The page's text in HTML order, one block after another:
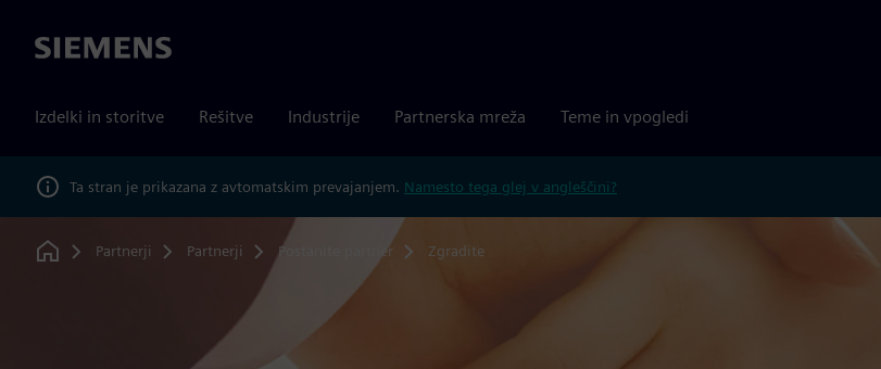
Siemens
Izdelki in storitve Rešitve Industrije Partnerska mreža Teme in vpogledi
Ta stran je prikazana z avtomatskim prevajanjem. Namesto tega glej v angleščini?
Home
Partnerji Partnerji Postanite partner Zgradite